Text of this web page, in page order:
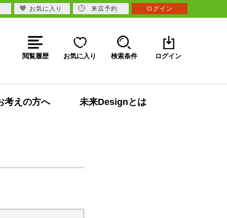
閲覧履歴 お気に入り 検索条件 ログイン
考えの方へ 未来Designとは
お気に入り 来店予約 ログイン